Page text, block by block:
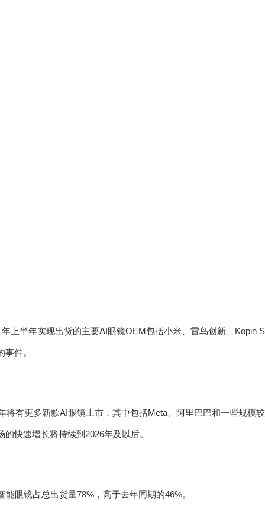
上半年实现出货的主要AI眼镜OEM包括小米、雷鸟创新、Kopin
件。
将有更多新款AI眼镜上市，其中包括Meta、阿里巴巴和一些规模
的快速增长将持续到2026年及以后。
能眼镜占总出货量78%，高于去年同期的46%。